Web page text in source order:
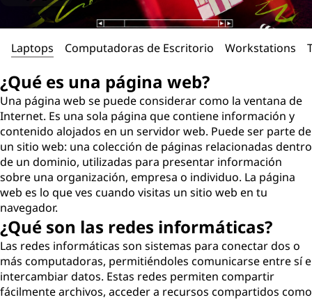
w
e
b
?
Laptops Computadoras de Escritorio Workstations
¿Qué es una página web?
Una página web se puede considerar como la ventana de
Internet. Es una sola página que contiene información y
contenido alojados en un servidor web. Puede ser parte de
un sitio web: una colección de páginas relacionadas dentro
de un dominio, utilizadas para presentar información
sobre una organización, empresa o individuo. La página
web es lo que ves cuando visitas un sitio web en tu
navegador.
¿Qué son las redes informáticas?
Las redes informáticas son sistemas para conectar dos o
más computadoras, permitiéndoles comunicarse entre sí e
intercambiar datos. Estas redes permiten compartir
fácilmente archivos, acceder a recursos compartidos como